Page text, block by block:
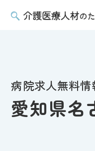
病院求人無料情
愛知県名